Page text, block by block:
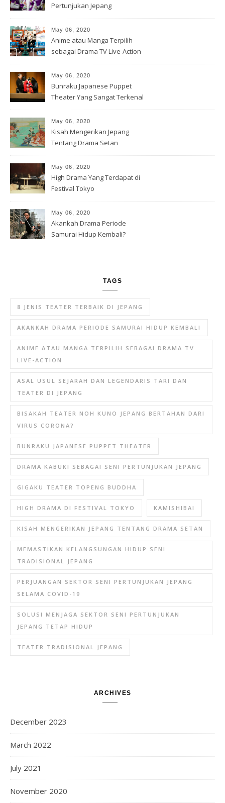
Pertunjukan Jepang
May 06, 2020
Anime atau Manga Terpilih
sebagai Drama TV Live-Action
May 06, 2020
Bunraku Japanese Puppet
Theater Yang Sangat Terkenal
May 06, 2020
Kisah Mengerikan Jepang
Tentang Drama Setan
May 06, 2020
High Drama Yang Terdapat di
Festival Tokyo
May 06, 2020
Akankah Drama Periode
Samurai Hidup Kembali?
TAGS
8 JENIS TEATER TERBAIK DI JEPANG
AKANKAH DRAMA PERIODE SAMURAI HIDUP KEMBALI
ANIME ATAU MANGA TERPILIH SEBAGAI DRAMA TV
LIVE-ACTION
ASAL USUL SEJARAH DAN LEGENDARIS TARI DAN
TEATER DI JEPANG
BISAKAH TEATER NOH KUNO JEPANG BERTAHAN DARI
VIRUS CORONA?
BUNRAKU JAPANESE PUPPET THEATER
DRAMA KABUKI SEBAGAI SENI PERTUNJUKAN JEPANG
GIGAKU TEATER TOPENG BUDDHA
HIGH DRAMA DI FESTIVAL TOKYO KAMISHIBAI
KISAH MENGERIKAN JEPANG TENTANG DRAMA SETAN
MEMASTIKAN KELANGSUNGAN HIDUP SENI
TRADISIONAL JEPANG
PERJUANGAN SEKTOR SENI PERTUNJUKAN JEPANG
SELAMA COVID-19
SOLUSI MENJAGA SEKTOR SENI PERTUNJUKAN
JEPANG TETAP HIDUP
TEATER TRADISIONAL JEPANG
ARCHIVES
December 2023
March 2022
July 2021
November 2020